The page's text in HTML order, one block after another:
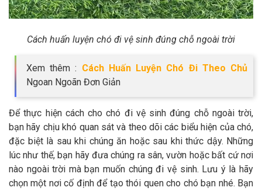
Cách huấn luyện chó đi vệ sinh đúng chỗ ngoài trời
Xem thêm : Cách Huấn Luyện Chó Đi Theo Chủ
Ngoan Ngoãn Đơn Giản
Để thực hiện cách cho chó đi vệ sinh đúng chỗ ngoài trời,
bạn hãy chịu khó quan sát và theo dõi các biểu hiện của chó,
đặc biệt là sau khi chúng ăn hoặc sau khi thức dậy. Những
lúc như thế, bạn hãy đưa chúng ra sân, vườn hoặc bất cứ nơi
nào ngoài trời mà bạn muốn chúng đi vệ sinh. Lưu ý là hãy
chọn một nơi cố định để tạo thói quen cho chó bạn nhé. Bạn